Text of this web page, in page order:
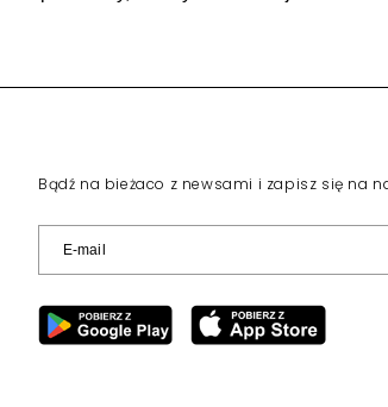
Bądź na bieżaco z newsami i zapisz się na